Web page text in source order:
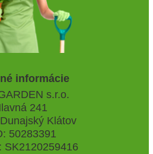
informácie
s.r.o.
241
Klátov
50283391
SK2120259416